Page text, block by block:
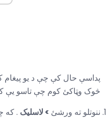
پداسې حال کې چې د یو
څوک وټاکئ کوم چې تاسو یې
ننوتلو ته ورشئ > لاسلیک . که